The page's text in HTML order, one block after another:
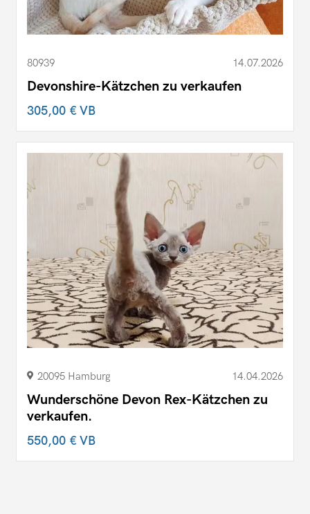
80939 14.07.2026
Devonshire-Kätzchen zu verkaufen
305,00 €VB
20095 Hamburg 14.04.2026
Wunderschöne Devon Rex-Kätzchen zu
verkaufen.
550,00 €VB